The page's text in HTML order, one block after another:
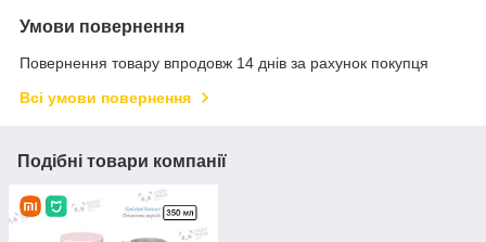
Умови повернення
Повернення товару впродовж 14 днів за рахунок покупця
Всі умови повернення
Подібні товари компанії